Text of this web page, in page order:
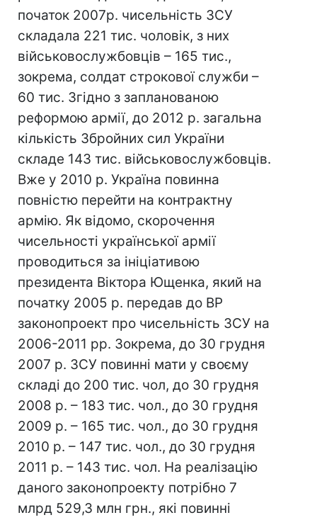
початок 2007р. чисельність ЗСУ
складала 221 тис. чоловік, з них
військовослужбовців – 165 тис.,
зокрема, солдат строкової служби –
60 тис. Згідно з запланованою
реформою армії, до 2012 р. загальна
кількість Збройних сил України
складе 143 тис. військовослужбовців.
Вже у 2010 р. Україна повинна
повністю перейти на контрактну
армію. Як відомо, скорочення
чисельності української армії
проводиться за ініціативою
президента Віктора Ющенка, який на
початку 2005 р. передав до ВР
законопроект про чисельність ЗСУ на
2006-2011 рр. Зокрема, до 30 грудня
2007 р. ЗСУ повинні мати у своєму
складі до 200 тис. чол, до 30 грудня
2008 р. – 183 тис. чол., до 30 грудня
2009 р. – 165 тис. чол., до 30 грудня
2010 р. – 147 тис. чол., до 30 грудня
2011 р. – 143 тис. чол. На реалізацію
даного законопроекту потрібно 7
млрд 529,3 млн грн., які повинні